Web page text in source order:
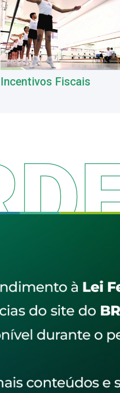
Incentivos Fiscais